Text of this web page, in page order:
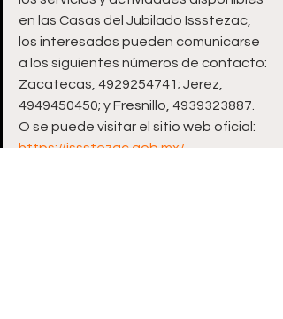
en las Casas del Jubilado Issstezac,
los interesados pueden comunicarse
a los siguientes números de contacto:
Zacatecas, 4929254741; Jerez,
4949450450; y Fresnillo, 4939323887.
O se puede visitar el sitio web oficial:
https://issstezac.gob.mx/